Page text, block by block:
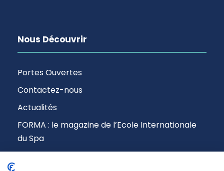
Nous Découvrir
Portes Ouvertes
Contactez-nous
Actualités
FORMA : le magazine de l’Ecole Internationale
du Spa